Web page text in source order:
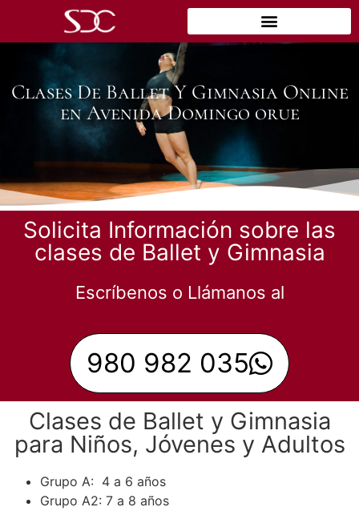
Clases De Ballet Y Gimnasia Online
en Avenida Domingo orue
Solicita Información sobre las
clases de Ballet y Gimnasia
Escríbenos o Llámanos al
980 982 035
Clases de Ballet y Gimnasia
para Niños, Jóvenes y Adultos
Grupo A: 4 a 6 años
Grupo A2: 7 a 8 años